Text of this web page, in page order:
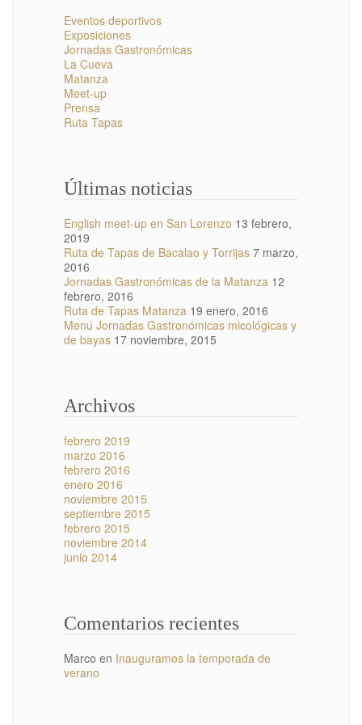
Eventos deportivos
Exposiciones
Jornadas Gastronómicas
La Cueva
Matanza
Meet-up
Prensa
Ruta Tapas
Últimas noticias
English meet-up en San Lorenzo 13 febrero,
2019
Ruta de Tapas de Bacalao y Torrijas 7 marzo,
2016
Jornadas Gastronómicas de la Matanza 12
febrero, 2016
Ruta de Tapas Matanza 19 enero, 2016
Menú Jornadas Gastronómicas micológicas y
de bayas 17 noviembre, 2015
Archivos
febrero 2019
marzo 2016
febrero 2016
enero 2016
noviembre 2015
septiembre 2015
febrero 2015
noviembre 2014
junio 2014
Comentarios recientes
Marco en Inauguramos la temporada de
verano